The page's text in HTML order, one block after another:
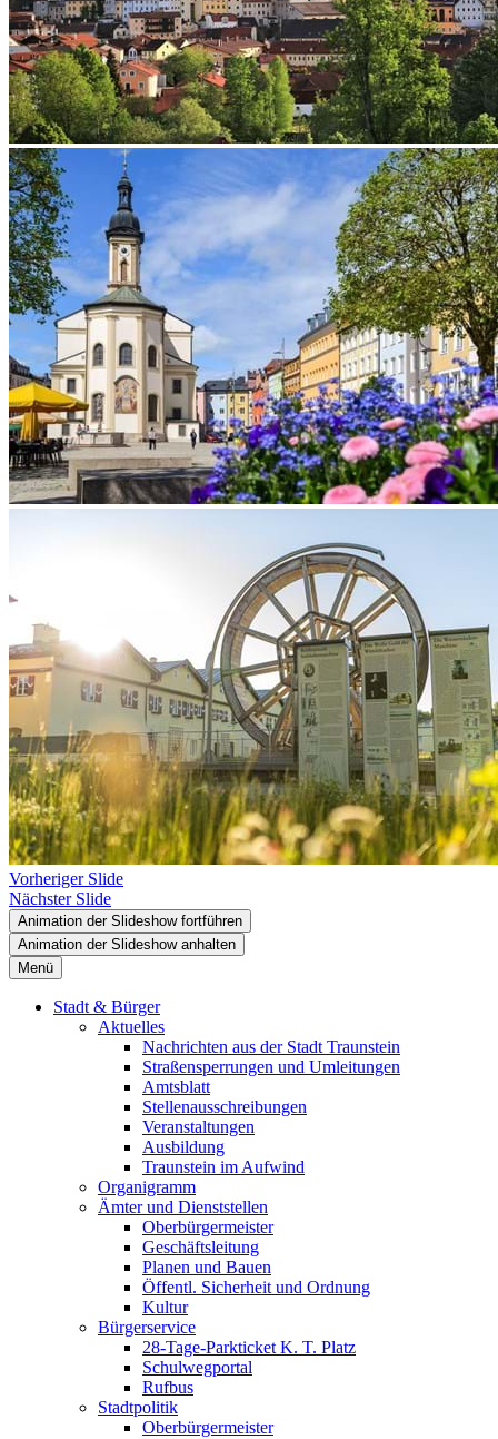
Vorheriger Slide
Nächster Slide
Animation der Slideshow fortführen
Animation der Slideshow anhalten
Menü
Stadt & Bürger
Aktuelles
Nachrichten aus der Stadt Traunstein
Straßensperrungen und Umleitungen
Amtsblatt
Stellenausschreibungen
Veranstaltungen
Ausbildung
Traunstein im Aufwind
Organigramm
Ämter und Dienststellen
Oberbürgermeister
Geschäftsleitung
Planen und Bauen
Öffentl. Sicherheit und Ordnung
Kultur
Bürgerservice
28-Tage-Parkticket K. T. Platz
Schulwegportal
Rufbus
Stadtpolitik
Oberbürgermeister